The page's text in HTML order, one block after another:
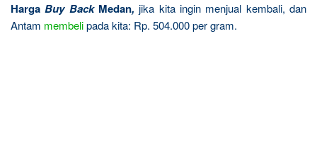
HargaBuy Back Medan, jika kita ingin menjual kembali, dan
Antam membelipada kita: Rp. 504.000 per gram.